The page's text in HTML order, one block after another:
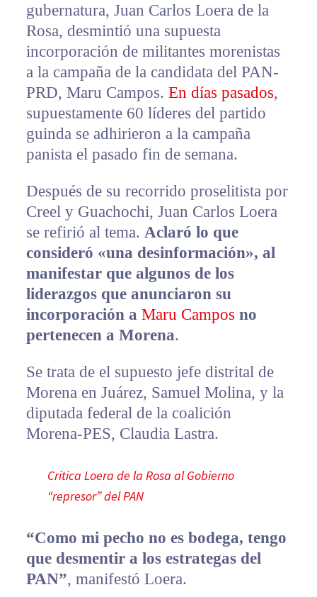
gubernatura, Juan Carlos Loera de la
Rosa, desmintió una supuesta
incorporación de militantes morenistas
a la campaña de la candidata del PAN-
PRD, Maru Campos. En días pasados,
supuestamente 60 líderes del partido
guinda se adhirieron a la campaña
panista el pasado fin de semana.
Después de su recorrido proselitista por
Creel y Guachochi, Juan Carlos Loera
se refirió al tema. Aclaró lo que
consideró «una desinformación», al
manifestar que algunos de los
liderazgos que anunciaron su
incorporación a Maru Campos no
pertenecen a Morena.
Se trata de el supuesto jefe distrital de
Morena en Juárez, Samuel Molina, y la
diputada federal de la coalición
Morena-PES, Claudia Lastra.
Critica Loera de la Rosa al Gobierno
“represor” del PAN
“Como mi pecho no es bodega, tengo
que desmentir a los estrategas del
PAN”, manifestó Loera.